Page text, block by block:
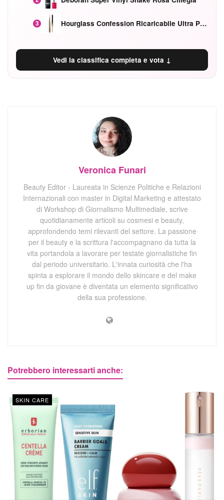
3 Hourglass Confession Ricaricabile Ultra Preciso Ad Alta Intensità Secretly Classic Red
Vedi la classifica completa e vota ↓
Veronica Funari
Beauty Editor - Laureata in Scienze Politiche e Relazioni
Internazionali con master in Digital Marketing e attestato
di Workshop di Giornalismo Multimediale, scrive
quotidianamente articoli su cosmesi e beauty,
approfondendo temi rilevanti del settore. La passione
per il beauty e la scrittura l'accompagnano da tutta la
vita portandola a lavorare per testate giornalistiche fin
dal periodo universitario. L'innata curiosità che l'ha
spinta a esplorare il mondo dello skincare e del make
up fin da giovane è diventata un elemento significativo
della sua professione.
Potrebbero interessarti anche:
SKIN CARE